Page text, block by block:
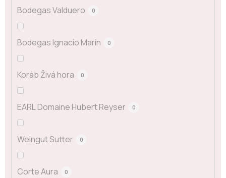
Bodegas Valduero 0
Bodegas Ignacio Marín 0
Koráb Živá hora 0
EARL Domaine Hubert Reyser 0
Weingut Sutter 0
Corte Aura 0